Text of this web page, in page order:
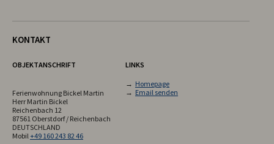
KONTAKT
OBJEKTANSCHRIFT
Ferienwohnung Bickel Martin
Herr Martin Bickel
Reichenbach 12
87561 Oberstdorf / Reichenbach
DEUTSCHLAND
Mobil+49 160 243 82 46
LINKS
→ Homepage
→ Email senden